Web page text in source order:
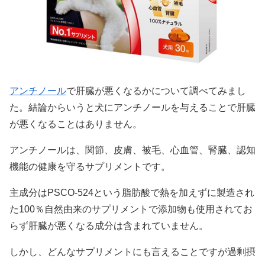
アンチノールで肝臓が悪くなるかについて調べてみまし
た。結論からいうと犬にアンチノールを与えることで肝臓
が悪くなることはありません。
アンチノールは、関節、皮膚、被毛、心血管、腎臓、認知
機能の健康を守るサプリメントです。
主成分はPSCO-524という脂肪酸で熱を加えずに製造され
た100％自然由来のサプリメントで添加物も使用されてお
らず肝臓が悪くなる成分は含まれていません。
しかし、どんなサプリメントにも言えることですが過剰摂